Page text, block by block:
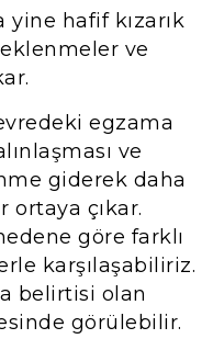
hafif kızarık
ve
egzama
ve
giderek daha
ortaya çıkar.
göre farklı
karşılaşabiliriz.
belirtisi olan
görülebilir.